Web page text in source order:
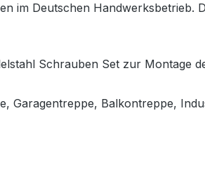
im Deutschen Handwerksbetrieb.
Schrauben Set zur Montage
Garagentreppe, Balkontreppe,